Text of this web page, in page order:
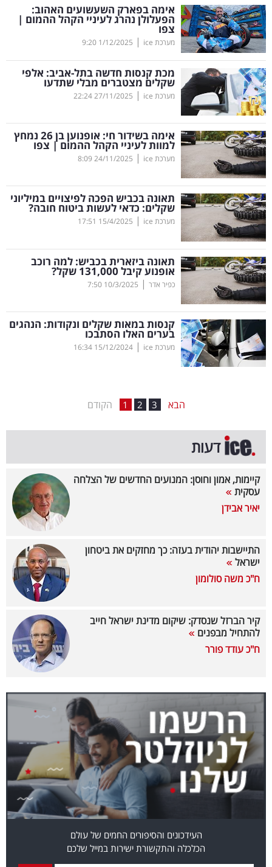
קריפטו
ויראלי
טלוויזיה
עסקי
ספורט
קריירה
ולימודים
מינויים
רייטינג
רכב
בריאות
תרבות
ופנאי
תיירות
המילון
הכלכלי
פודקאסט
40
ניוזלטרים
מייל
אדום
אימה בפארק השעשועים האהוב:
הפעלולן נהרג לעיניי הקהל ההמום |
צפו
מערכת ice |
1/12/2025
9:20
מכת קנסות חדשה בתל-אביב: אלפי
שקלים מצטברים מבלי שתדעו
מערכת ice |
27/11/2025
22:24
אימה בשידור חי: אופנוען בן 26 נמחץ
למוות לעיניי הקהל ההמום | צפו
מערכת ice |
24/11/2025
8:09
תאונה בכביש הפכה לפיצויים במיליוני
שקלים: כדאי לעשות ביטוח חובה?
מערכת ice |
15/4/2025
17:51
תאונה ביזארית בכביש: למה רוכב
אופנוע קיבל 131,000 שקל?
כפיר אדר |
10/3/2025
7:50
קנסות במאות שקלים ונקודות: הנהגים
בערים האלו הסתבכו
מערכת ice |
15/12/2024
16:34
הקודם 1 2 3 הבא
דעות
קיימות, אמון וחוסן: המנועים החדשים של הצלחה
עסקית
יאיר אבידן
התיישבות יהודית בעזה: כך מחזקים את ביטחון
ישראל
ח"כ משה סולומון
קיר הברזל שנסדק: שיקום מדינת ישראל חייב
להתחיל מבפנים
ח"כ עודד פורר
העידכונים והסיפורים החמים של עולם
הכלכלה והתקשורת ישירות במייל שלכם